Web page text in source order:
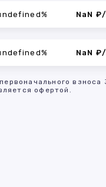
NaN
NaN
офертой.